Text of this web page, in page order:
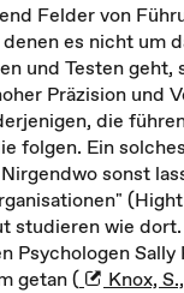
Felder von
es nicht um
und Testen geht,
Präzision und
die
folgen. Ein
sonst
studieren wie
Psychologen Sally
getan (
Knox,